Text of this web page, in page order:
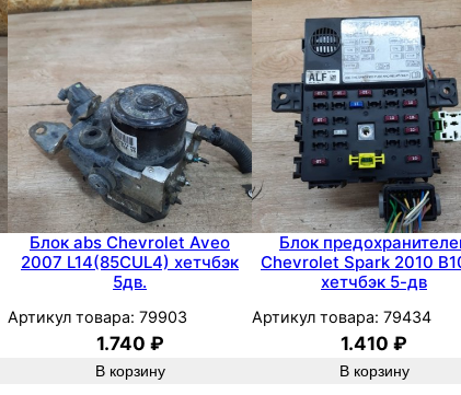
Блок abs Chevrolet Aveo
2007 L14(85CUL4) хетчбэк
5дв.
Артикул товара: 79903
1.740 ₽
В корзину
Блок
Chevrolet Spark 2010
хетчбэк 5-дв
Артикул товара: 79434
1.410 ₽
В корзину